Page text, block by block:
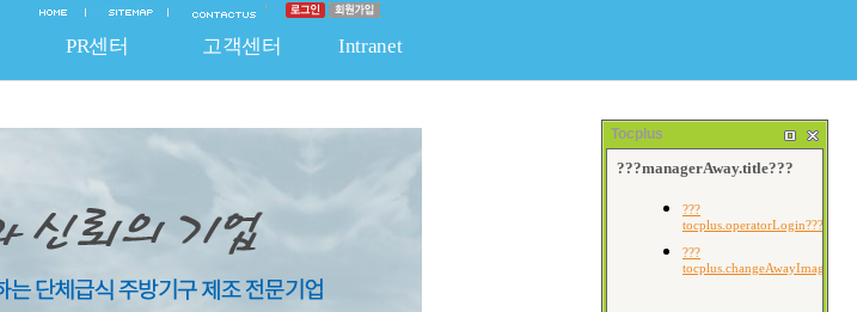
PR센터 고객센터 Intranet
찾아오시는 길
비조달 품목 주방기물류
홍보자료 공지사항 납품공사사진
불펀사항 신고 자유게시판
자유게시판
Tocplus